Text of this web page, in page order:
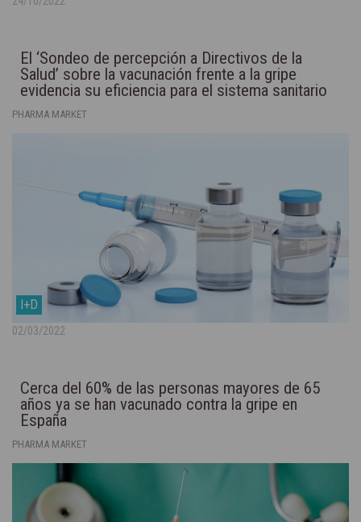
El ‘Sondeo de percepción a Directivos de la
Salud’ sobre la vacunación frente a la gripe
evidencia su eficiencia para el sistema sanitario
PHARMA MARKET
I+D
02/03/2022
Cerca del 60% de las personas mayores de 65
años ya se han vacunado contra la gripe en
España
PHARMA MARKET